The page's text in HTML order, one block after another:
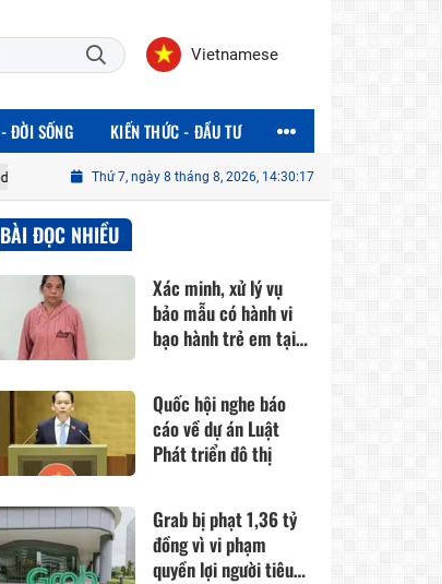
Vietnamese
ĐỜI SỐNG KIẾN THỨC - ĐẦU TƯ
thu đến 10 tỷ đồng Quốc hội nghe báo cáo về dự án
Thứ 7, ngày 8 tháng 8, 2026, 14:30:18
BÀI ĐỌC NHIỀU
Xác minh, xử lý vụ
bảo mẫu có hành vi
bạo hành trẻ em tại
TPHCM
Quốc hội nghe báo
cáo về dự án Luật
Phát triển đô thị
Grab bị phạt 1,36 tỷ
đồng vì vi phạm
quyền lợi người tiêu